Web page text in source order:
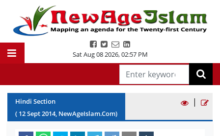
Sat Aug 08 2026,02:57 PM
Hindi Section
( 12Sept2014, NewAgeIslam.Com)
|